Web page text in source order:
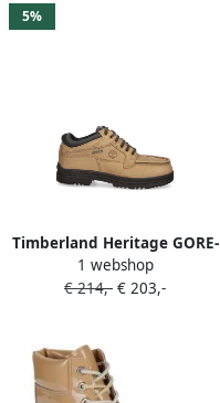
5%
Timberland Heritage GORE-
TEX laarzen Beige
1 webshop
€ 214,- € 203,-